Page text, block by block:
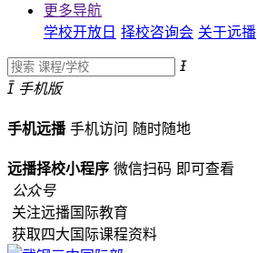
更多导航
学校开放日 择校咨询会 关于远播

 手机版
手机远播 手机访问 随时随地
远播择校小程序 微信扫码 即可查看
公众号
关注远播国际教育
获取四大国际课程资料